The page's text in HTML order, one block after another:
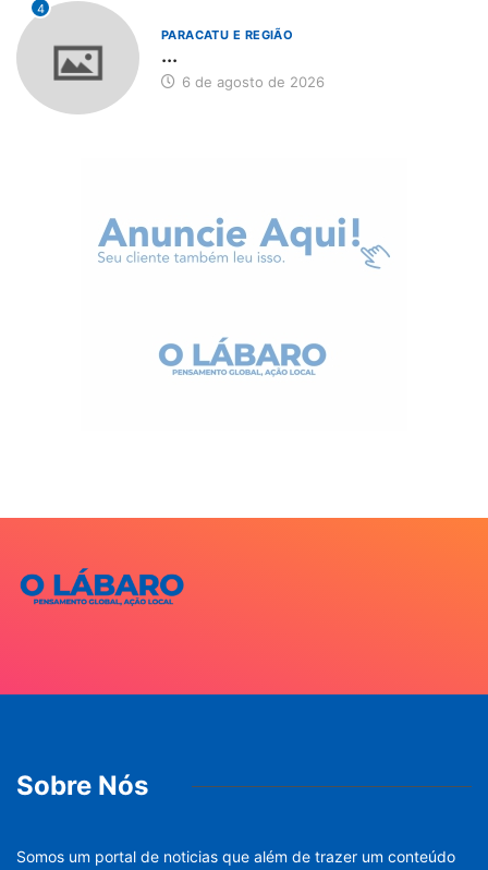
4
PARACATU E REGIÃO
...
6 de agosto de 2026
Sobre Nós
Somos um portal de noticias que além de trazer um conteúdo